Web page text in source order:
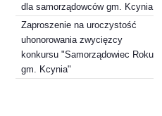
dla samorządowców gm. Kcynia
Zaproszenie na uroczystość
uhonorowania zwycięzcy
konkursu "Samorządowiec Roku
gm. Kcynia"